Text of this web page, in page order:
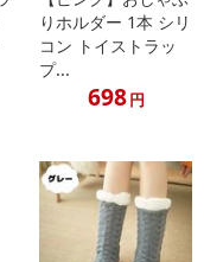
る商品は、ご利用いた
ており、転売等は固く
は、サービス利用を停
合もございます。予
りホルダー 1本 シリ
コン トイストラッ
プ...
698円